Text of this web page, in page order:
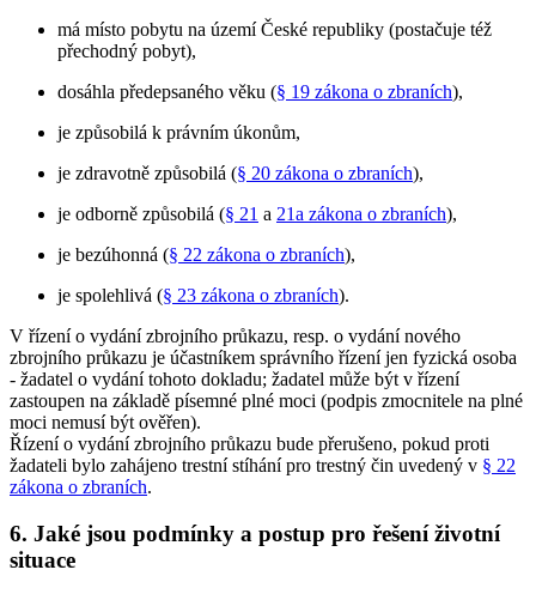
má místo pobytu na území České republiky (postačuje též
přechodný pobyt),
dosáhla předepsaného věku (§ 19 zákona o zbraních),
je způsobilá k právním úkonům,
je zdravotně způsobilá (§ 20 zákona o zbraních),
je odborně způsobilá (§ 21 a 21a zákona o zbraních),
je bezúhonná (§ 22 zákona o zbraních),
je spolehlivá (§ 23 zákona o zbraních).
V řízení o vydání zbrojního průkazu, resp. o vydání nového
zbrojního průkazu je účastníkem správního řízení jen fyzická osoba
- žadatel o vydání tohoto dokladu; žadatel může být v řízení
zastoupen na základě písemné plné moci (podpis zmocnitele na plné
moci nemusí být ověřen).
Řízení o vydání zbrojního průkazu bude přerušeno, pokud proti
žadateli bylo zahájeno trestní stíhání pro trestný čin uvedený v § 22
zákona o zbraních.
6. Jaké jsou podmínky a postup pro řešení životní
situace